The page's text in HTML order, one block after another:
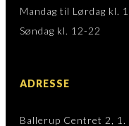
Mandag til Lørdag kl.
Søndag kl. 12-22
ADRESSE
Ballerup Centret 2, 1.